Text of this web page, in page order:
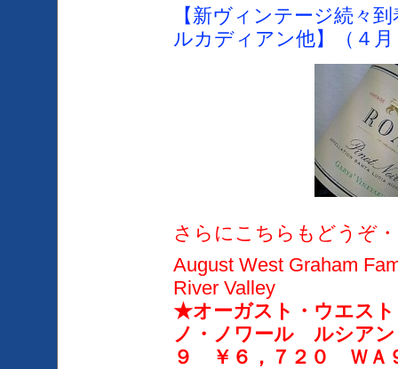
【新ヴィンテージ続々
ルカディアン他】（４
さらにこちらもどうぞ
August West Graham
River Valley
★オーガスト・ウエス
ノ・ノワール ルシア
９ ￥６，７２０ ＷＡ